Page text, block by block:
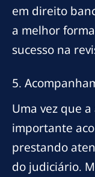
em direito
a melhor
sucesso na
5.
Uma vez que
importante
prestando
do judiciário.